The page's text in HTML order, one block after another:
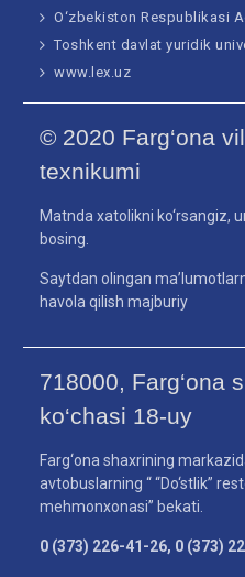
O‘zbekiston Respublikasi
Toshkent davlat yuridik
www.lex.uz
© 2020 Farg‘ona
texnikumi
Matnda xatolikni ko‘rsangiz,
bosing.
Saytdan olingan
havola qilish majburiy
718000, Farg‘ona
ko‘chasi 18-uy
Farg‘ona shaxrining
avtobuslarning “ “Do‘stlik”
mehmonxonasi” bekati.
0 (373) 226-41-26, 0 (373)